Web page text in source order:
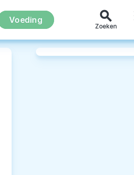
Voeding search
Zoeken